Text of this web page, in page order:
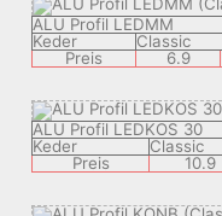
ALU Profil LEDMM
Keder
Classic
Preis
6.9
ALU Profil LEDKOS 30
Keder
Classic
Preis
10.9